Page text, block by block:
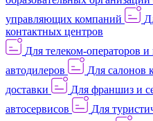
управляющих компаний
контактных центров
Для телеком-операторов и
автодилеров
Для салонов
доставки
Для франшиз и
автосервисов
Для